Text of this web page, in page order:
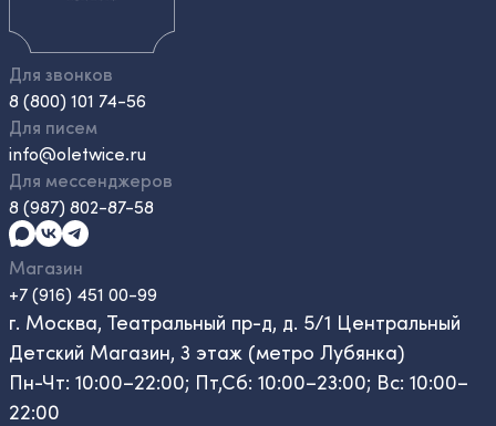
Для звонков
8 (800) 101 74-56
Для писем
info@oletwice.ru
Для мессенджеров
8 (987) 802-87-58
Магазин
+7 (916) 451 00-99
г. Москва, Театральный пр-д, д. 5/1 Центральный
Детский Магазин, 3 этаж (метро Лубянка)
Пн-Чт: 10:00–22:00; Пт,Сб: 10:00–23:00; Вс: 10:00–
22:00